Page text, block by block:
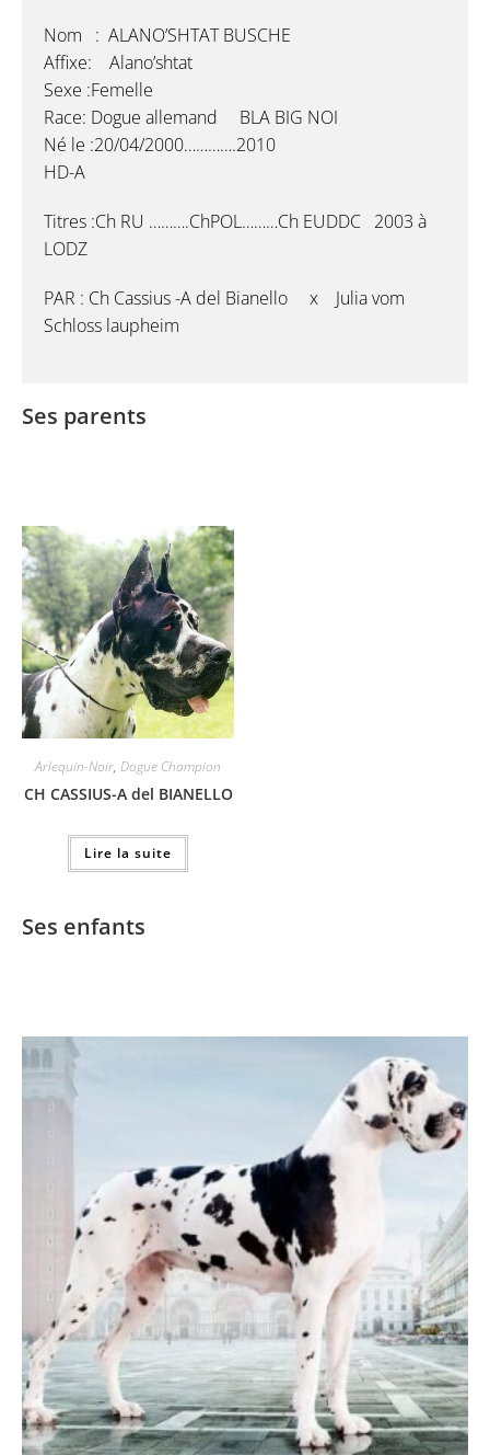
Nom : ALANO’SHTAT BUSCHE
Affixe: Alano’shtat
Sexe :Femelle
Race: Dogue allemand BLA BIG NOI
Né le :20/04/2000………….2010
HD-A
Titres :Ch RU ……….ChPOL………Ch EUDDC 2003 à
LODZ
PAR : Ch Cassius -A del Bianello x Julia vom
Schloss laupheim
Ses parents
Arlequin-Noir, Dogue Champion
CH CASSIUS-A del BIANELLO
Lire la suite
Ses enfants